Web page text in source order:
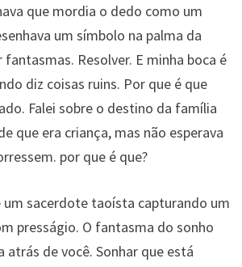
que mordia o dedo como um
um símbolo na palma da
Resolver. E minha boca é
diz coisas ruins. Por que é que
Falei sobre o destino da família
que era criança, mas não esperava
por que é que?
um sacerdote taoísta capturando um
presságio. O fantasma do sonho
atrás de você. Sonhar que está